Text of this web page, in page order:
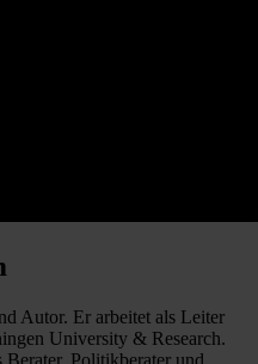
Autor. Er arbeitet als Leiter
University & Research.
Politikberater und